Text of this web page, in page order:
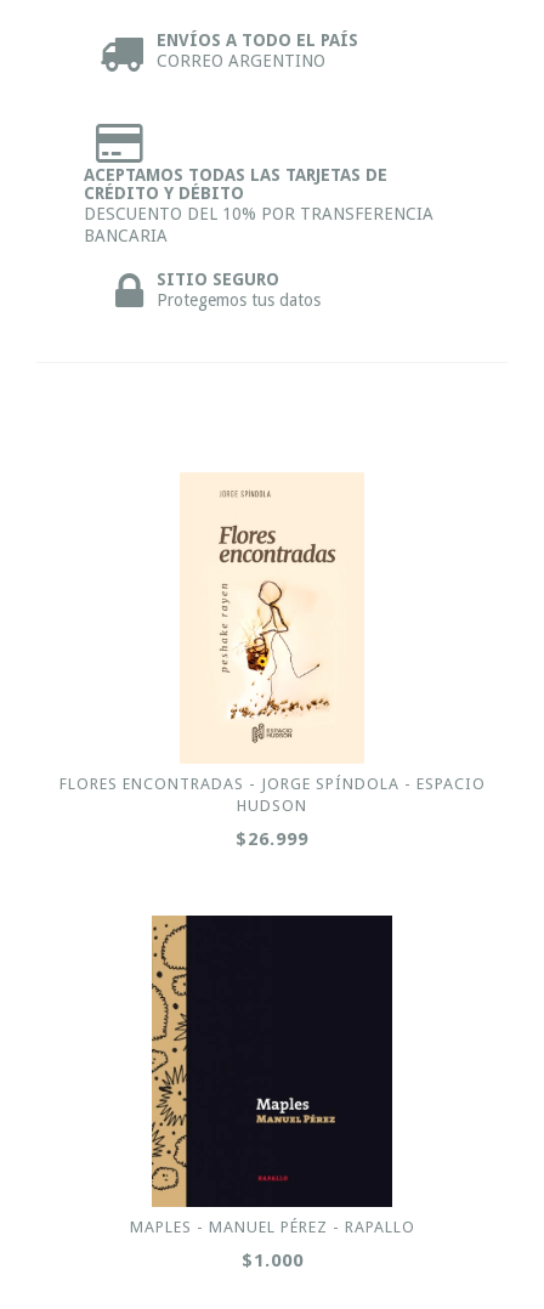
ENVÍOS A TODO EL PAÍS
CORREO ARGENTINO
ACEPTAMOS TODAS LAS TARJETAS DE
CRÉDITO Y DÉBITO
DESCUENTO DEL 10% POR TRANSFERENCIA
BANCARIA
SITIO SEGURO
Protegemos tus datos
FLORES ENCONTRADAS - JORGE SPÍNDOLA - ESPACIO
HUDSON
$26.999
MAPLES - MANUEL PÉREZ - RAPALLO
$1.000